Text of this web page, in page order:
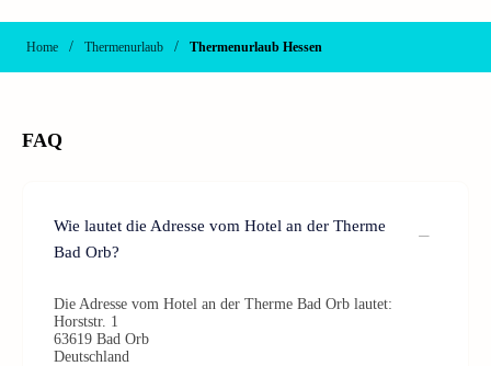
Home / Thermenurlaub / Thermenurlaub Hessen
FAQ
Wie lautet die Adresse vom Hotel an der Therme
Bad Orb?
Die Adresse vom Hotel an der Therme Bad Orb lautet:
Horststr. 1
63619 Bad Orb
Deutschland